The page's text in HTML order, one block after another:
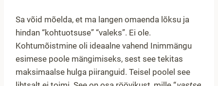
Sa võid mõelda, et ma langen omaenda lõksu ja
hindan “kohtuotsuse” “valeks”. Ei ole.
Kohtumõistmine oli ideaalne vahend Inimmängu
esimese poole mängimiseks, sest see tekitas
maksimaalse hulga piiranguid. Teisel poolel see